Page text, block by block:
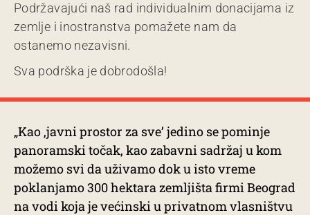
Podržavajući naš rad individualnim donacijama iz
zemlje i inostranstva pomažete nam da
ostanemo nezavisni.
Sva podrška je dobrodošla!
„Kao ,javni prostor za sve’ jedino se pominje
panoramski točak, kao zabavni sadržaj u kom
možemo svi da uživamo dok u isto vreme
poklanjamo 300 hektara zemljišta firmi Beograd
na vodi koja je većinski u privatnom vlasništvu